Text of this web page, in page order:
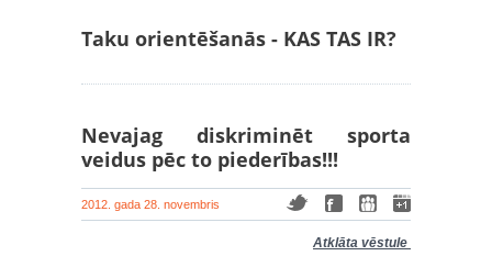
Taku orientēšanās - KAS TAS IR?
Nevajag diskriminēt sporta
veidus pēc to piederības!!!
2012. gada 28. novembris
Atklāta vēstule